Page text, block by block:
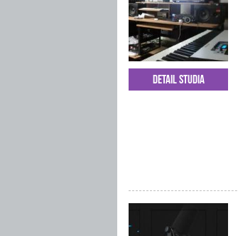
Detail studia